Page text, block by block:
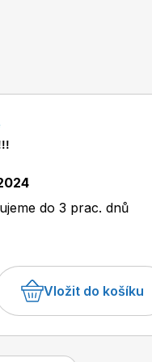
a zvířatům na
do 3 prac. dnů
Vložit do košíku